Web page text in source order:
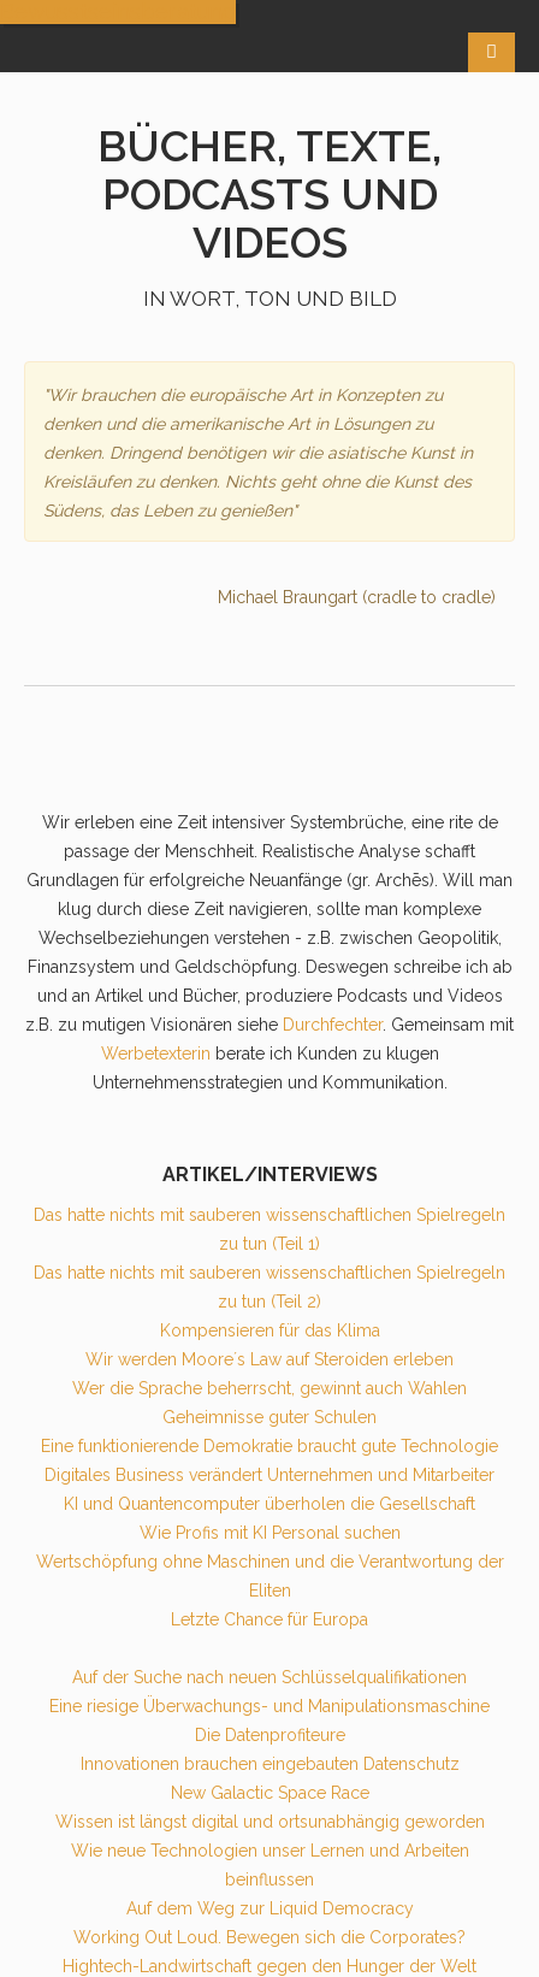
BÜCHER, TEXTE,
PODCASTS UND
VIDEOS
IN WORT, TON UND BILD
"Wir brauchen die europäische Art in Konzepten zu
denken und die amerikanische Art in Lösungen zu
denken. Dringend benötigen wir die asiatische Kunst in
Kreisläufen zu denken. Nichts geht ohne die Kunst des
Südens, das Leben zu genießen"
Michael Braungart (cradle to cradle)
Wir erleben eine Zeit intensiver Systembrüche, eine rite de
passage der Menschheit. Realistische Analyse schafft
Grundlagen für erfolgreiche Neuanfänge (gr. Archēs). Will man
klug durch diese Zeit navigieren, sollte man komplexe
Wechselbeziehungen verstehen - z.B. zwischen Geopolitik,
Finanzsystem und Geldschöpfung. Deswegen schreibe ich ab
und an Artikel und Bücher, produziere Podcasts und Videos
z.B. zu mutigen Visionären siehe Durchfechter. Gemeinsam mit
Werbetexterin berate ich Kunden zu klugen
Unternehmensstrategien und Kommunikation.
ARTIKEL/INTERVIEWS
Das hatte nichts mit sauberen wissenschaftlichen Spielregeln
zu tun (Teil 1)
Das hatte nichts mit sauberen wissenschaftlichen Spielregeln
zu tun (Teil 2)
Kompensieren für das Klima
Wir werden Moore´s Law auf Steroiden erleben
Wer die Sprache beherrscht, gewinnt auch Wahlen
Geheimnisse guter Schulen
Eine funktionierende Demokratie braucht gute Technologie
Digitales Business verändert Unternehmen und Mitarbeiter
KI und Quantencomputer überholen die Gesellschaft
Wie Profis mit KI Personal suchen
Wertschöpfung ohne Maschinen und die Verantwortung der
Eliten
Letzte Chance für Europa
Auf der Suche nach neuen Schlüsselqualifikationen
Eine riesige Überwachungs- und Manipulationsmaschine
Die Datenprofiteure
Innovationen brauchen eingebauten Datenschutz
New Galactic Space Race
Wissen ist längst digital und ortsunabhängig geworden
Wie neue Technologien unser Lernen und Arbeiten
beinflussen
Auf dem Weg zur Liquid Democracy
Working Out Loud. Bewegen sich die Corporates?
Hightech-Landwirtschaft gegen den Hunger der Welt